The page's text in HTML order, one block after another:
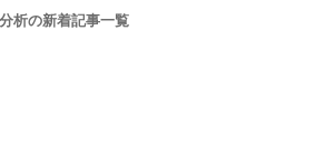
析の新着記事一覧